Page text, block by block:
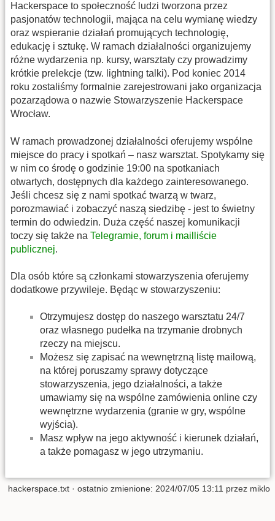
Hackerspace to społeczność ludzi tworzona przez
pasjonatów technologii, mająca na celu wymianę wiedzy
oraz wspieranie działań promujących technologię,
edukację i sztukę. W ramach działalności organizujemy
różne wydarzenia np. kursy, warsztaty czy prowadzimy
krótkie prelekcje (tzw. lightning talki). Pod koniec 2014
roku zostaliśmy formalnie zarejestrowani jako organizacja
pozarządowa o nazwie Stowarzyszenie Hackerspace
Wrocław.
W ramach prowadzonej działalności oferujemy wspólne
miejsce do pracy i spotkań – nasz warsztat. Spotykamy się
w nim co środę o godzinie 19:00 na spotkaniach
otwartych, dostępnych dla każdego zainteresowanego.
Jeśli chcesz się z nami spotkać twarzą w twarz,
porozmawiać i zobaczyć naszą siedzibę - jest to świetny
termin do odwiedzin. Duża część naszej komunikacji
toczy się także na Telegramie, forum i mailliście
publicznej.
Dla osób które są członkami stowarzyszenia oferujemy
dodatkowe przywileje. Będąc w stowarzyszeniu:
Otrzymujesz dostęp do naszego warsztatu 24/7
oraz własnego pudełka na trzymanie drobnych
rzeczy na miejscu.
Możesz się zapisać na wewnętrzną listę mailową,
na której poruszamy sprawy dotyczące
stowarzyszenia, jego działalności, a także
umawiamy się na wspólne zamówienia online czy
wewnętrzne wydarzenia (granie w gry, wspólne
wyjścia).
Masz wpływ na jego aktywność i kierunek działań,
a także pomagasz w jego utrzymaniu.
hackerspace.txt · ostatnio zmienione: 2024/07/05 13:11 przez miklo